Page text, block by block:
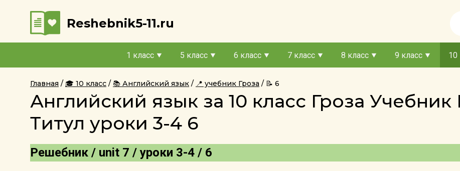
Reshebnik5-11.ru
1 класс 5 класс 6 класс 7 класс 8 класс 9 класс 10
Главная 🎓 10 класс 📚 Английский язык 📍 учебник Гроза 📝 6
Английский язык за 10 класс Гроза
Титул уроки 3-4 6
Решебник / unit 7 / уроки 3-4 / 6